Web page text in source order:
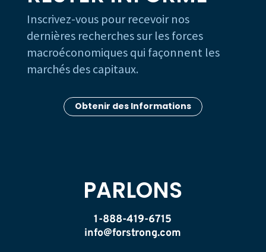
Inscrivez-vous pour recevoir nos
dernières recherches sur les forces
macroéconomiques qui façonnent les
marchés des capitaux.
Obtenir des Informations
PARLONS
1-888-419-6715
info@forstrong.com